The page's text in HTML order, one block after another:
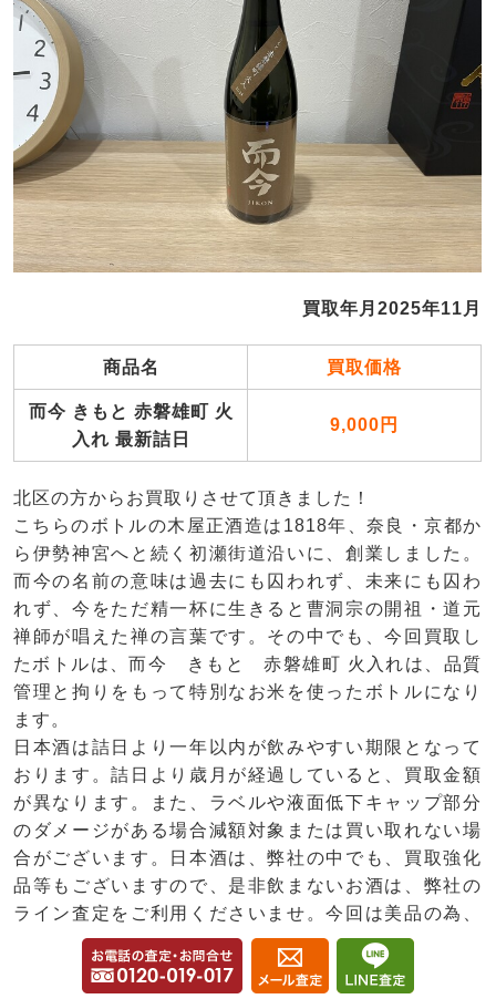
買取年月2025年11月
商品名 買取価格
而今 きもと 赤磐雄町 火
入れ 最新詰日
9,000円
北区の方からお買取りさせて頂きました！
こちらのボトルの木屋正酒造は1818年、奈良・京都か
ら伊勢神宮へと続く初瀬街道沿いに、創業しました。
而今の名前の意味は過去にも囚われず、未来にも囚わ
れず、今をただ精一杯に生きると曹洞宗の開祖・道元
禅師が唱えた禅の言葉です。その中でも、今回買取し
たボトルは、而今 きもと 赤磐雄町 火入れは、品質
管理と拘りをもって特別なお米を使ったボトルになり
ます。
日本酒は詰日より一年以内が飲みやすい期限となって
おります。詰日より歳月が経過していると、買取金額
が異なります。また、ラベルや液面低下キャップ部分
のダメージがある場合減額対象または買い取れない場
合がございます。日本酒は、弊社の中でも、買取強化
品等もございますので、是非飲まないお酒は、弊社の
ライン査定をご利用くださいませ。今回は美品の為、
こちらの買取価格となりました。